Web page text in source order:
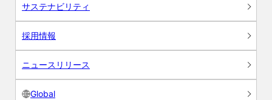
サステナビリティ
採用情報
ニュースリリース
Global